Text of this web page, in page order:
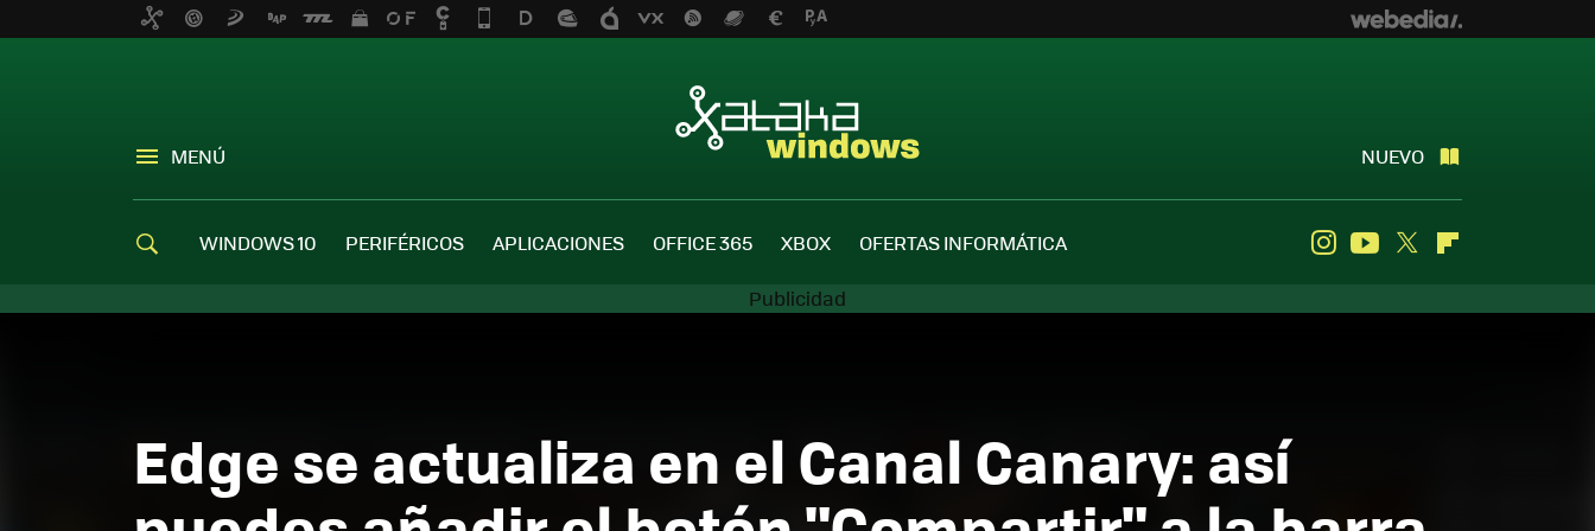
MENÚ NUEVO
WINDOWS 10 PERIFÉRICOS APLICACIONES OFFICE 365 XBOX OFERTAS INFORMÁTICA InstagramYoutube
Twitter
Edge se actualiza en el Canal Canary: así